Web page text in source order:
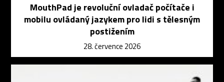
MouthPad je revoluční ovladač počítače i
mobilu ovládaný jazykem pro lidi s tělesným
postižením
28. července 2026